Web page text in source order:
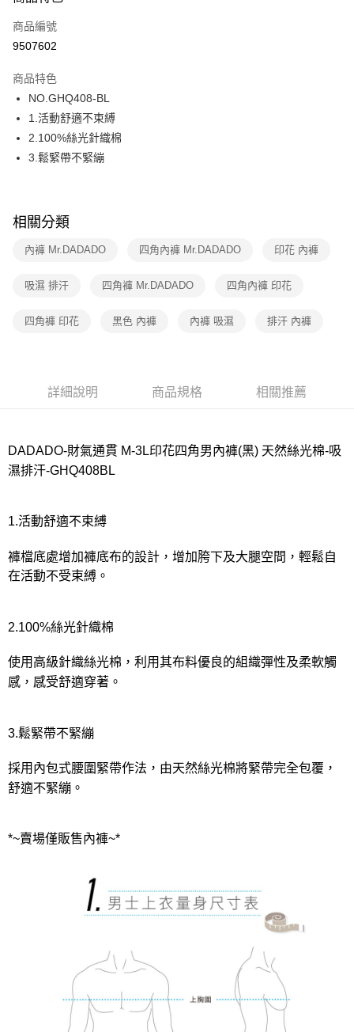
街口支付
運送方式
全家取貨付款
每筆NT$80，滿NT$1,000(含以上)免運費
7-11取貨付款
每筆NT$80，滿NT$1,000(含以上)免運費
每筆NT$80，滿NT$1,000(含以上)免運費
宅配
每筆NT$220
每筆NT$80，滿NT$1,000(含以上)免運費
商品編號
9507602
商品特色
NO.GHQ408-BL
1.活動舒適不束縛
2.100%絲光針織棉
3.鬆緊帶不緊繃
相關分類
內褲 Mr.DADADO 四角內褲 Mr.DADADO 印花 內褲
吸濕 排汗 四角褲 Mr.DADADO 四角內褲 印花
四角褲 印花 黑色 內褲 內褲 吸濕 排汗 內褲
詳細說明 商品規格 相關推薦
DADADO-財氣通貫 M-3L印花四角男內褲(黑) 天然絲光棉-吸
濕排汗-GHQ408BL
1.活動舒適不束縛
褲檔底處增加褲底布的設計，增加胯下及大腿空間，輕鬆自
在活動不受束縛。
2.100%絲光針織棉
使用高級針織絲光棉，利用其布料優良的組織彈性及柔軟觸
感，感受舒適穿著。
3.鬆緊帶不緊繃
採用內包式腰圍緊帶作法，由天然絲光棉將緊帶完全包覆，
舒適不緊繃。
*~賣場僅販售內褲~*